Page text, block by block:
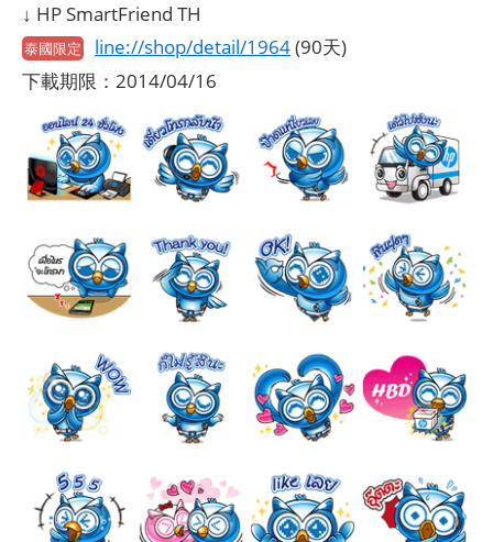
↓ HP SmartFriend TH
泰國限定 line://shop/detail/1964(90天)
下載期限：2014/04/16